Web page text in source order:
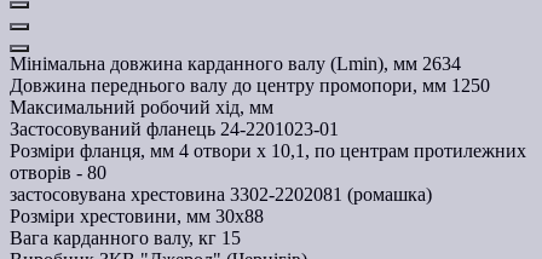
Мінімальна довжина карданного валу (Lmin), мм 2634
Довжина переднього валу до центру промопори, мм 1250
Максимальний робочий хід, мм
Застосовуваний фланець 24-2201023-01
Розміри фланця, мм 4 отвори х 10,1, по центрам протилежних
отворів - 80
застосовувана хрестовина 3302-2202081 (ромашка)
Розміри хрестовини, мм 30х88
Вага карданного валу, кг 15